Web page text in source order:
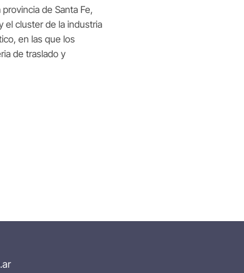
de Santa Fe,
el cluster de la industria
en las que los
de traslado y